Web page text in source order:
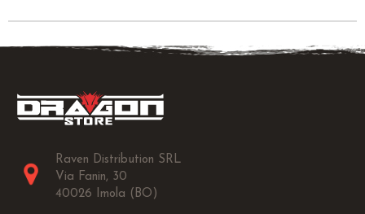
Raven Distribution SRL
Via Fanin, 30
40026 Imola (BO)